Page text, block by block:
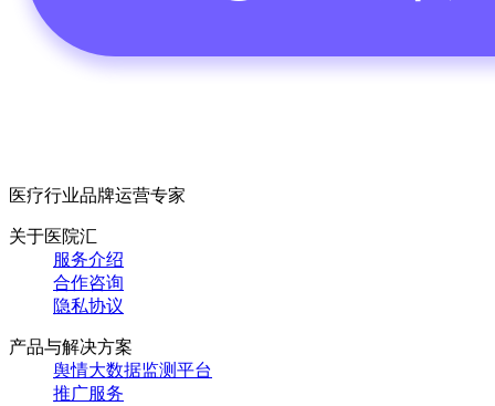
医疗行业品牌运营专家
关于医院汇
服务介绍
合作咨询
隐私协议
产品与解决方案
舆情大数据监测平台
推广服务